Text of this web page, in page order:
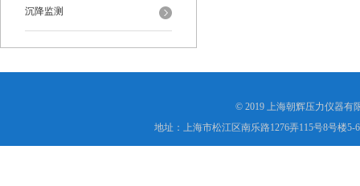
沉降监测
© 2019 上海朝辉压力仪器有
地址：上海市松江区南乐路1276弄115号8号楼5-